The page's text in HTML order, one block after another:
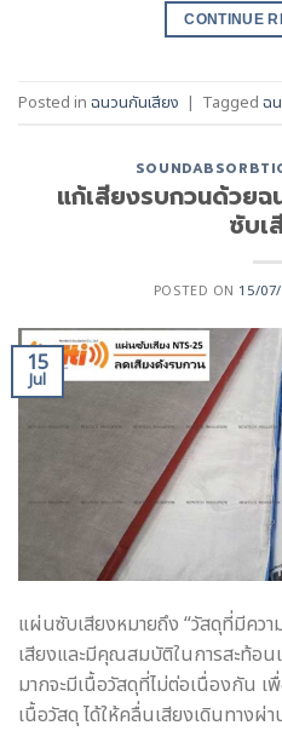
CONTINUE
Posted in ฉนวนกันเสียง | Tagged ฉ
แก้เสียงรบกวนด้วย
ซับเ
POSTED ON 15/
15
Jul
แผ่นซับเสียงหมายถึง “วัสดุที่มีคว
เสียงและมีคุณสมบัติในการสะท้อ
มากจะมีเนื้อวัสดุที่ไม่ต่อเนื่องกัน เ
เนื้อวัสดุ ได้ให้คลื่นเสียงเดินทางผ่า